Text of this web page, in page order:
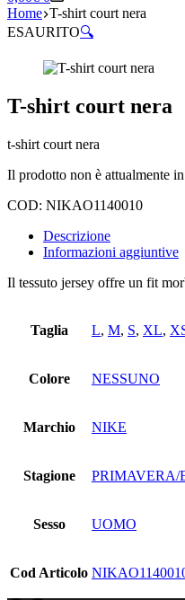
Home T-shirt court nera
ESAURITO🔍
T-shirt court nera
t-shirt court nera
Il prodotto non è attualmente
COD: NIKAO1140010
Descrizione
Informazioni aggiuntive
Il tessuto jersey offre un fit
Taglia L, M, S, XL,
Colore NESSUNO
Marchio NIKE
Stagione PRIMAVERA/
Sesso UOMO
Cod Articolo